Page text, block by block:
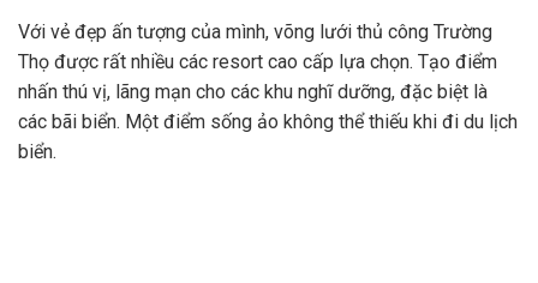
Với vẻ đẹp ấn tượng của mình, võng lưới thủ công Trường
Thọ được rất nhiều các resort cao cấp lựa chọn. Tạo điểm
nhấn thú vị, lãng mạn cho các khu nghĩ dưỡng, đặc biệt là
các bãi biển. Một điểm sống ảo không thể thiếu khi đi du lịch
biển.